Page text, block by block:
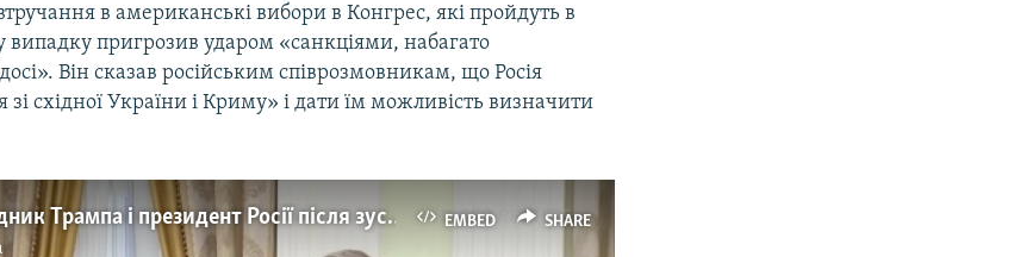
в американські вибори в Конгрес, які пройдуть в
випадку пригрозив ударом «санкціями, набагато
Він сказав російським співрозмовникам, що Росія
зі східної України і Криму» і дати їм можливість визначити
EMBED SHARE
Що говорили радник Трампа і президент Росії після зустрічі в Москві